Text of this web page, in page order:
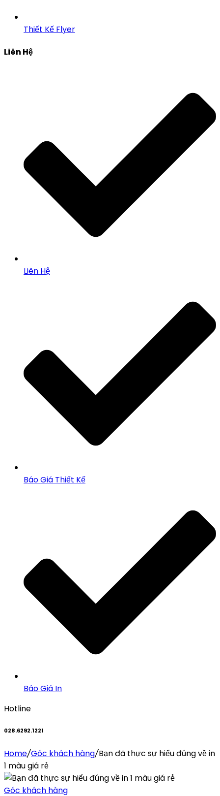
Thiết Kế Flyer
Liên Hệ
Liên Hệ
Báo Giá Thiết Kế
Báo Giá In
Hotline
028.6292.1221
Home/Góc khách hàng/Bạn đã thực sự hiểu đúng về in
1 màu giá rẻ
Góc khách hàng